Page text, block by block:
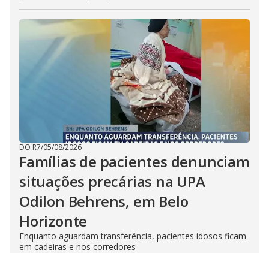
DO R7/05/08/2026
Famílias de pacientes denunciam
situações precárias na UPA
Odilon Behrens, em Belo
Horizonte
Enquanto aguardam transferência, pacientes idosos ficam
em cadeiras e nos corredores